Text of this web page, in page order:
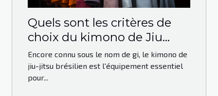
Quels sont les critères de
choix du kimono de Jiu
Jitsu Brésilien ?
Encore connu sous le nom de gi, le kimono de
jiu-jitsu brésilien est l'équipement essentiel
pour...